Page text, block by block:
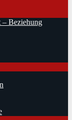
Beziehung